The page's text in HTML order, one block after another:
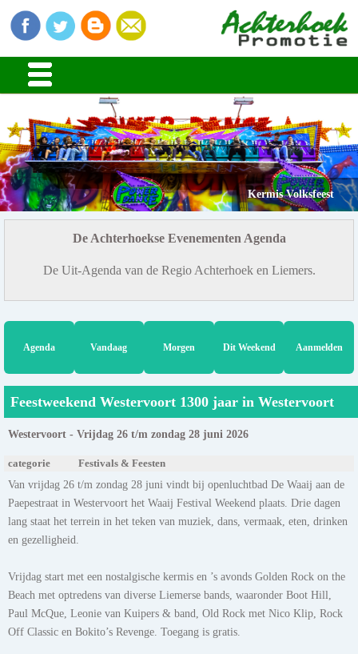
Kermis Volksfeest
De Achterhoekse Evenementen Agenda
De Uit-Agenda van de Regio Achterhoek en Liemers.
Agenda Vandaag Morgen Dit Weekend Aanmelden
Feestweekend Westervoort 1300 jaar in Westervoort
Westervoort - Vrijdag 26 t/m zondag 28 juni 2026
categorie Festivals & Feesten
Van vrijdag 26 t/m zondag 28 juni vindt bij openluchtbad De Waaij aan de
Paepestraat in Westervoort het Waaij Festival Weekend plaats. Drie dagen
lang staat het terrein in het teken van muziek, dans, vermaak, eten, drinken
en gezelligheid.
Vrijdag start met een nostalgische kermis en ’s avonds Golden Rock on the
Beach met optredens van diverse Liemerse bands, waaronder Boot Hill,
Paul McQue, Leonie van Kuipers & band, Old Rock met Nico Klip, Rock
Off Classic en Bokito’s Revenge. Toegang is gratis.